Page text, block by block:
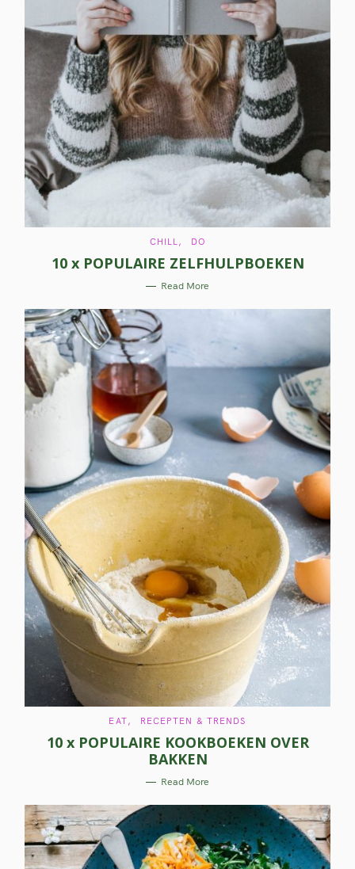
C
T
E
O
I
CHILL DO
10 x POPULAIRE ZELFHULPBOEKEN
Read More
C
T
E
G
O
R
I
S
EAT RECEPTEN & TRENDS
10 x POPULAIRE KOOKBOEKEN OVER
BAKKEN
Read More